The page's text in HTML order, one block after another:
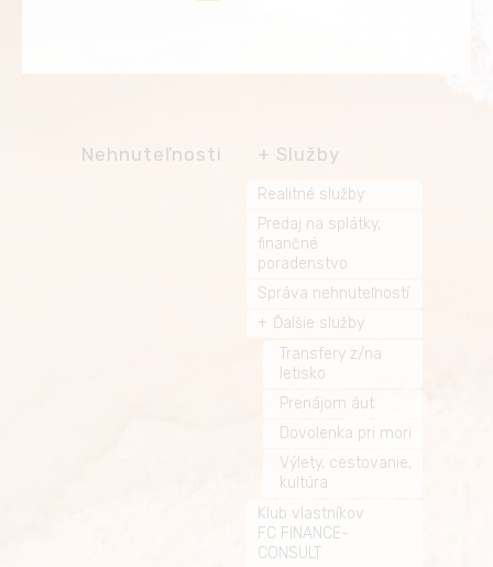
Nehnuteľnosti Služby
Realitné služby
Predaj na splátky,
finančné
poradenstvo
Správa nehnuteľností
Ďalšie služby
Transfery z/na
letisko
Prenájom áut
Dovolenka pri mori
Výlety, cestovanie,
kultúra
Klub vlastníkov
FC FINANCE-
CONSULT